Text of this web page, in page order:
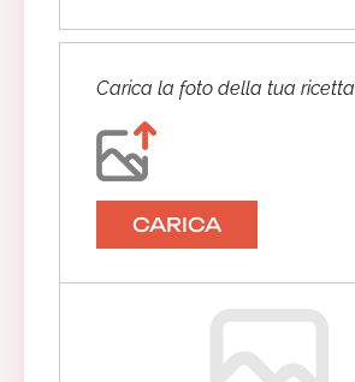
Carica la foto della tua ricetta
CARICA